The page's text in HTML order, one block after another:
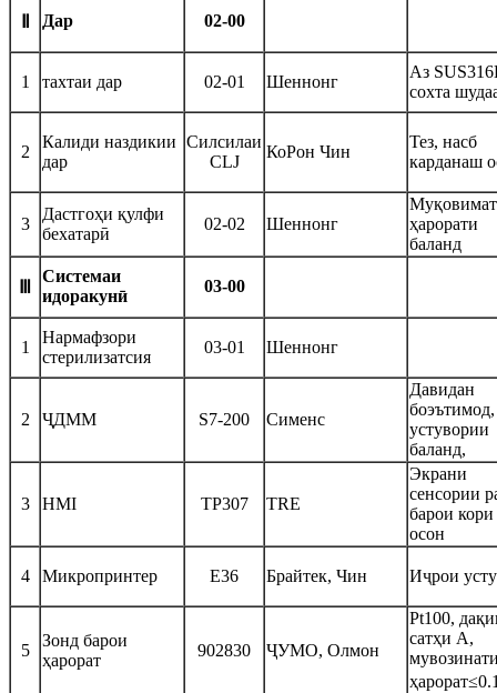
Дар 02-00
1 тахтаи дар 02-01 Шеннонг
Аз
сохта
2
Калиди наздикии
дар
Силсилаи
CLJ
КоРон Чин
Тез, насб
карданаш
3
Дастгоҳи қулфи
бехатарӣ
02-02 Шеннонг
ҳарорати
баланд
Системаи
идоракунӣ
03-00
1
Нармафзори
стерилизатсия
03-01 Шеннонг
2 ҶДММ S7-200 Сименс
Давидан
боэътимод,
устувории
баланд,
3 HMI TP307 TRE
Экрани
сенсории
барои кори
осон
4 Микропринтер E36 Брайтек, Чин Иҷрои
5
Зонд барои
ҳарорат
902830 ҶУМО, Олмон
Pt100,
сатҳи A,